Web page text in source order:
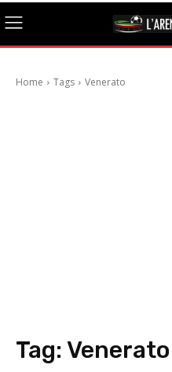
Home Tags Venerato
Tag: Venerato